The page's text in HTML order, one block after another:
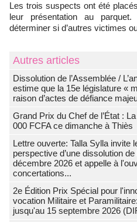
Les trois suspects ont été
leur présentation au
déterminer si d’autres victimes
Autres articles
Dissolution de l’Assemblée /
estime que la 15e législature «
raison d’actes de défiance
Grand Prix du Chef de l’État :
000 FCFA ce dimanche à Thiès
Lettre ouverte: Talla Sylla invite
perspective d’une dissolution
décembre 2026 et appelle à
concertations...
2e Édition Prix Spécial pour
vocation Militaire et
jusqu'au 15 septembre 2026